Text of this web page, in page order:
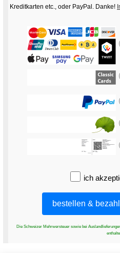
Kreditkarten etc., oder PayPal. Danke!
ich
Die Schweizer Mehrwersteuer sowie bei